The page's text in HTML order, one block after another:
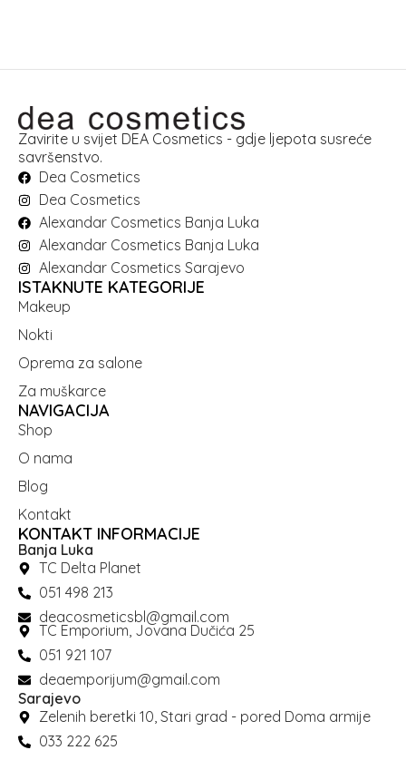
Zavirite u svijet DEA Cosmetics - gdje ljepota susreće
savršenstvo.
Dea Cosmetics
Dea Cosmetics
Alexandar Cosmetics Banja Luka
Alexandar Cosmetics Banja Luka
Alexandar Cosmetics Sarajevo
ISTAKNUTE KATEGORIJE
Makeup
Nokti
Oprema za salone
Za muškarce
NAVIGACIJA
Shop
O nama
Blog
Kontakt
KONTAKT INFORMACIJE
Banja Luka
TC Delta Planet
051 498 213
deacosmeticsbl@gmail.com
TC Emporium, Jovana Dučića 25
051 921 107
deaemporijum@gmail.com
Sarajevo
Zelenih beretki 10, Stari grad - pored Doma armije
033 222 625